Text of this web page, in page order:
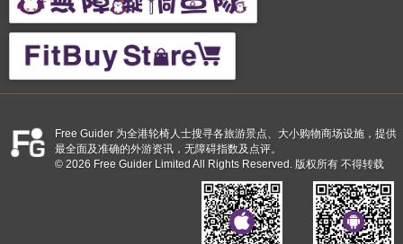
Free Guider 为全港轮椅人士搜寻各旅游景点、大小购物商场设施，提供
最全面及准确的外游资讯，无障碍指数及点评。
© 2026 Free Guider Limited All Rights Reserved. 版权所有 不得转载